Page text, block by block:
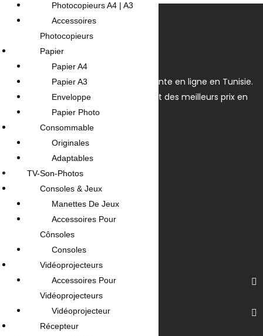
OmegaNet est Le spécialiste de la vente en ligne en Tunisie.
Nous disposons du plus grand choix et des meilleurs prix en
Tunisie.
+(216) 31 420 566 / 96 657 549
contact@omeganet.tn
Lundi - Dimanche / 09H - 22H
Informations
Nos Services
Photocopieurs A4 | A3
Accessoires
Photocopieurs
Papier
Papier A4
Papier A3
Enveloppe
Papier Photo
Consommable
Originales
Adaptables
TV-Son-Photos
Consoles & Jeux
Manettes De Jeux
Accessoires Pour
Cônsoles
Consoles
Vidéoprojecteurs
Accessoires Pour
Vidéoprojecteurs
Vidéoprojecteur
Récepteur